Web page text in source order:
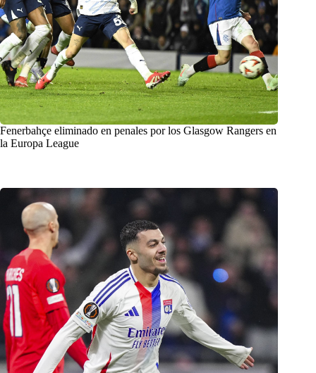
Fenerbahçe eliminado en penales por los Glasgow Rangers en
la Europa League